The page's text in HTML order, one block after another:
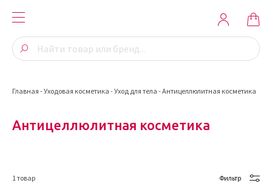
Главная -Уходовая косметика -Уход для тела -Антицеллюлитная косметика
Антицеллюлитная косметика
1 товар Фильтр